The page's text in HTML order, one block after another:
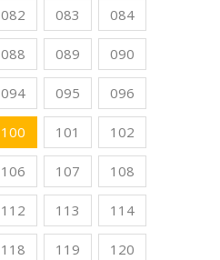
082 083 084
088 089 090
094 095 096
100 101 102
106 107 108
112 113 114
118 119 120